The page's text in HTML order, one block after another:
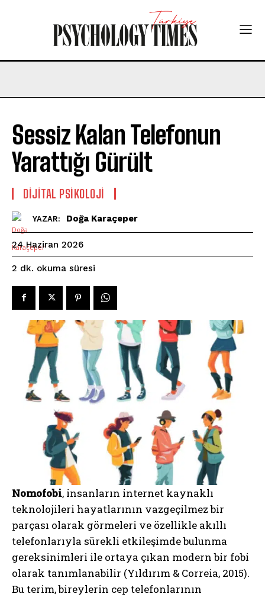
Sessiz Kalan Telefonun
Yarattığı Gürült
DIJITAL PSIKOLOJI
YAZAR: Doğa Karaçeper
24 Haziran 2026
2 dk. okuma süresi
Nomofobi, insanların internet kaynaklı
teknolojileri hayatlarının vazgeçilmez bir
parçası olarak görmeleri ve özellikle akıllı
telefonlarıyla sürekli etkileşimde bulunma
gereksinimleri ile ortaya çıkan modern bir fobi
olarak tanımlanabilir (Yıldırım & Correia, 2015).
Bu terim, bireylerin cep telefonlarının